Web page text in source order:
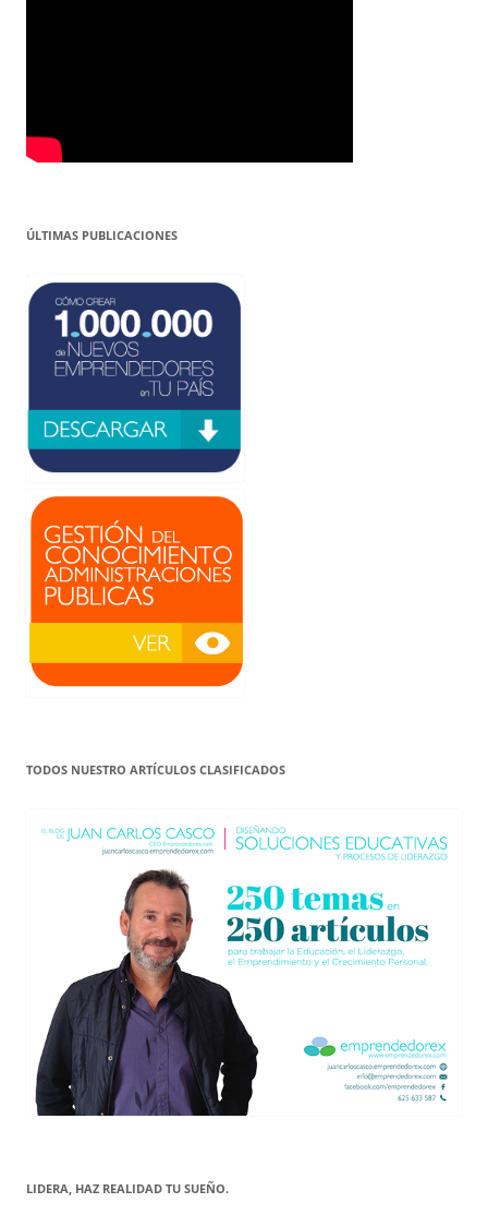
ÚLTIMAS PUBLICACIONES
TODOS NUESTRO ARTÍCULOS CLASIFICADOS
LIDERA, HAZ REALIDAD TU SUEÑO.